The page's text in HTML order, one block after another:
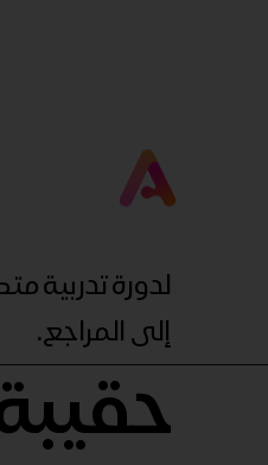
لدورة تدربية
إلى المراجع.